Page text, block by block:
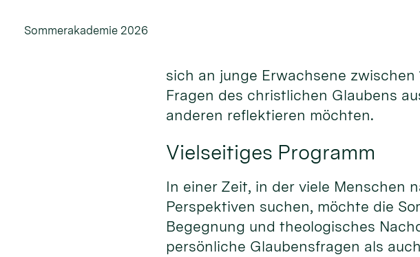
Sommerakademie 2026
sich an junge Erwachsene
Fragen des christlichen Glaubens
anderen reflektieren möchten.
Vielseitiges Programm
In einer Zeit, in der viele Menschen
Perspektiven suchen, möchte die
Begegnung und theologisches
persönliche Glaubensfragen als